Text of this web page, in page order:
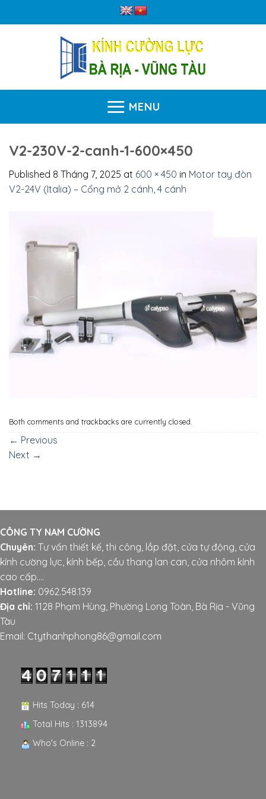
to
MENU
V2-230V-2-canh-1-600×450
Published 8 Tháng 7, 2025 at 600 × 450 in Motor tay đòn
V2-24V (Italia) – Cổng mở 2 cánh, 4 cánh
Both comments and trackbacks are currently closed.
← Previous
Next →
CÔNG TY NAM CƯỜNG
Chuyên: Tư vấn thiết kế, thi công, lắp đặt, cửa tự động, cửa
kính cường lực, kính bếp, cầu thang lan can, cửa nhôm kính
cao cấp....
Hotline: 0962.548.139
Địa chỉ: 1128 Phạm Hùng, Phường Long Toàn, Bà Rịa - Vũng
Tàu
Email: Ctythanhphong86@gmail.com
Hits Today : 614
Total Hits : 1313894
Who's Online : 2